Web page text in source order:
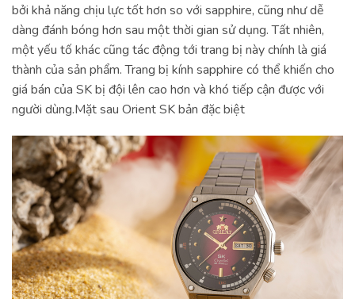
bởi khả năng chịu lực tốt hơn so với sapphire, cũng như dễ
dàng đánh bóng hơn sau một thời gian sử dụng. Tất nhiên,
một yếu tố khác cũng tác động tới trang bị này chính là giá
thành của sản phẩm. Trang bị kính sapphire có thể khiến cho
giá bán của SK bị đội lên cao hơn và khó tiếp cận được với
người dùng.Mặt sau Orient SK bản đặc biệt